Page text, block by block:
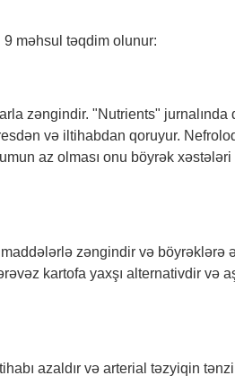
9 məhsul təqdim olunur:
zəngindir. "Nutrients" jurnalında
və iltihabdan qoruyur.
az olması onu böyrək
zəngindir və böyrəklərə
kartofa yaxşı alternativdir və
azaldır və arterial təzyiqin